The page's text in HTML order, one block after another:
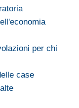
per chi
case